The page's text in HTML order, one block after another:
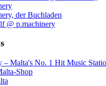
der Buchladen
@ p.machinery
– Malta's No. 1 Hit Music
Shop